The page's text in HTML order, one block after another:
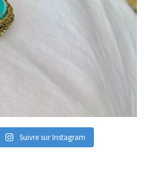
Suivre sur Instagram